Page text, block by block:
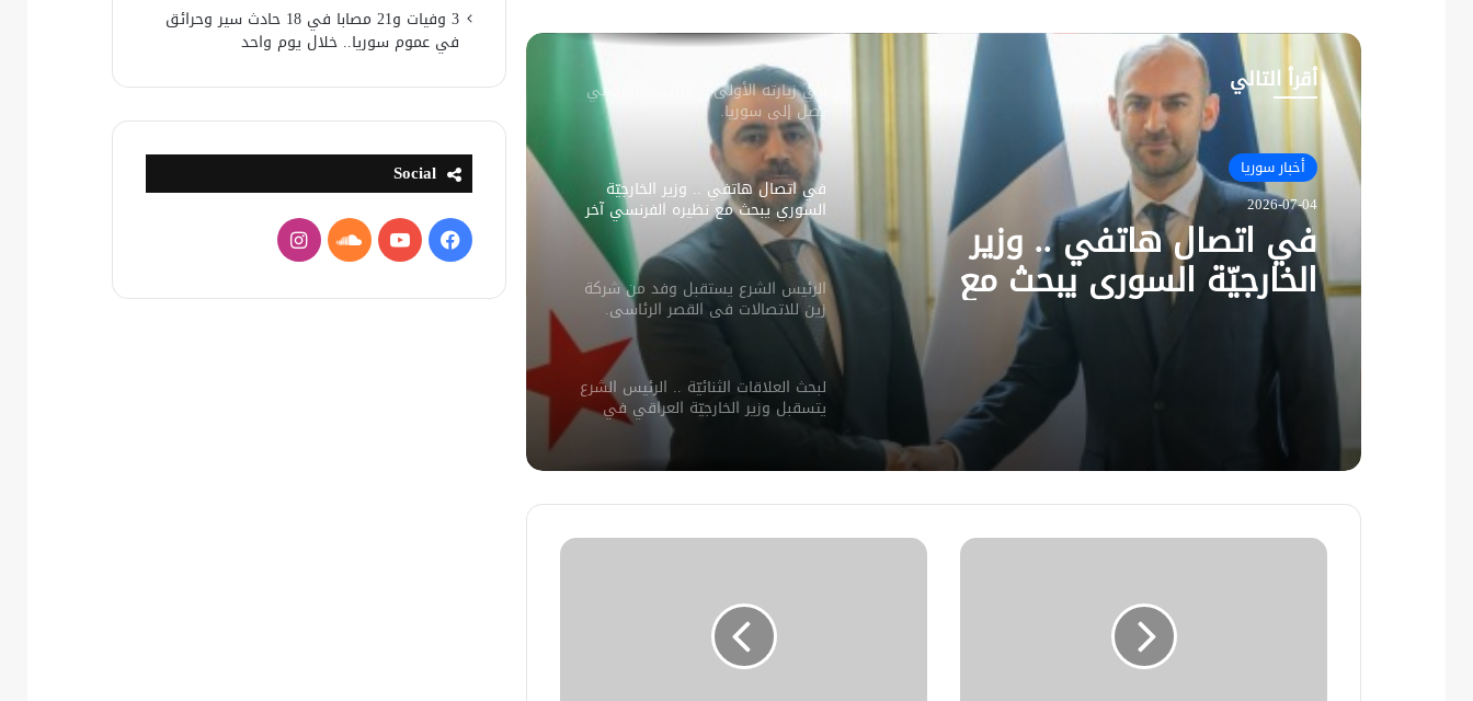
أقرأ التالي
أخبار سوريا
2026-07-04
في اتصال هاتفي .. وزير
الخارجيّة السوري يبحث مع
نظيره الفرنسي آخر التطورات.
دمشق
في زيارته الأولى .. الرئيس الفرنسي
يصل إلى سوريا.
في اتصال هاتفي .. وزير الخارجيّة
السوري يبحث مع نظيره الفرنسي آخر
التطورات.
الرئيس الشرع يستقبل وفد من شركة
زين للاتصالات في القصر الرئاسي.
لبحث العلاقات الثنائيّة .. الرئيس الشرع
يتسقبل وزير الخارجيّة العراقي في
سوريا.. الهيئة الألمانيّة تنظم فعاليّة
القنصليّة .. أمريكا تمنح الاعتماد القنصلي
للسفارة السوريّة في واشنطن.
3 وفيات و21 مصابا في 18 حادث سير وحرائق
في عموم سوريا.. خلال يوم واحد
Social
فيسبوكيوتيوبساوندانستقرام